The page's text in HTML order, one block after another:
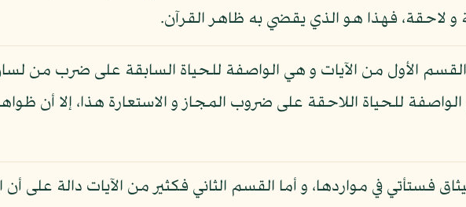
و لاحقة، فهذا هو الذي يقضي به ظاهر القرآن.
الأول من الآيات و هي الواصفة للحياة السابقة على ضرب من
للحياة اللاحقة على ضروب المجاز و الاستعارة هذا، إلا أن
فستأتي في مواردها، و أما القسم الثاني فكثير من الآيات دالة على أن